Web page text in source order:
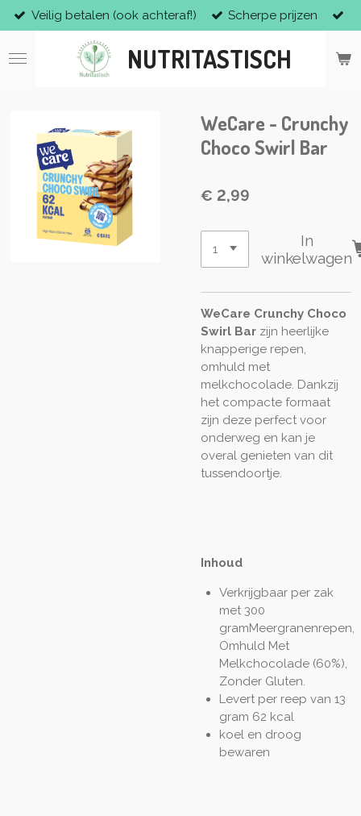
Ga
direct
naar
NUTRITASTISCH
Veilig betalen (ook achteraf!) Scherpe prijzen
WeCare - Crunchy
Choco Swirl Bar
€ 2,99
In
winkelwagen
WeCare Crunchy Choco
Swirl Bar zijn heerlijke
knapperige repen,
omhuld met
melkchocolade. Dankzij
het compacte formaat
zijn deze perfect voor
onderweg en kan je
overal genieten van dit
tussendoortje.
Inhoud
Verkrijgbaar per zak
met 300
gramMeergranenrepen,
Omhuld Met
Melkchocolade (60%),
Zonder Gluten.
Levert per reep van 13
gram 62 kcal
koel en droog
bewaren